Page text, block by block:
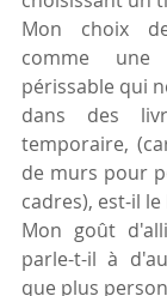
Mon choix
comme une
périssable qui
dans des
temporaire,
de murs pour
cadres), est-il le
Mon goût
parle-t-il à
que plus